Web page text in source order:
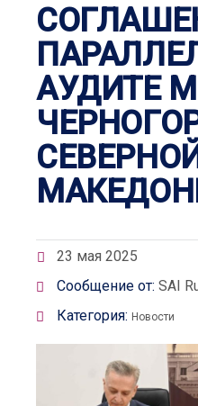
АУДИТЕ
СЕВЕРНОЙ
23 мая 2025
Сообщение от: SAI
Категория: Новости